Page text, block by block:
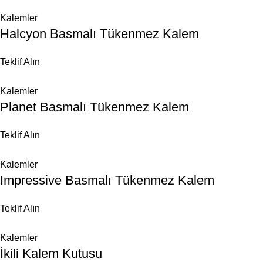
Kalemler
Halcyon Basmalı Tükenmez Kalem
Teklif Alın
Kalemler
Planet Basmalı Tükenmez Kalem
Teklif Alın
Kalemler
Impressive Basmalı Tükenmez Kalem
Teklif Alın
Kalemler
İkili Kalem Kutusu